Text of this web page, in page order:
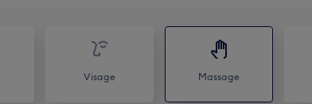
Visage Massage